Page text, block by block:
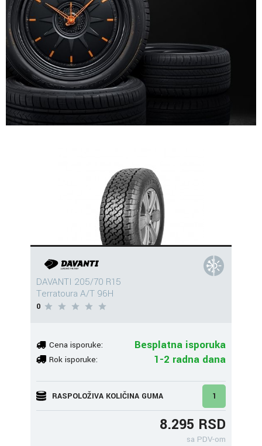
DAVANTI 205/70 R15
Terratoura A/T 96H
0
Cena isporuke: Besplatna isporuka
Rok isporuke: 1-2 radna dana
RASPOLOŽIVA KOLIČINA GUMA 1
8.295 RSD
sa PDV-om